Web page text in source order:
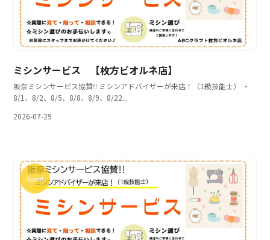
2026-07-29
ミシンサービス 【枚方ビオルネ店】
阪奈ミシンサービス協賛‼ ミシンアドバイザーが来店！（1級技能士） ・
8/1、8/2、8/5、8/8、8/9、8/22...
New!